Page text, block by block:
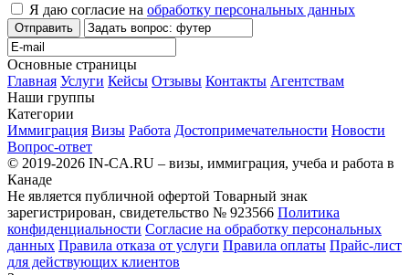
Я даю согласие на обработку персональных данных
Отправить
Основные страницы
Главная Услуги Кейсы Отзывы Контакты Агентствам
Наши группы
Категории
Иммиграция Визы Работа Достопримечательности Новости
Вопрос-ответ
© 2019-2026 IN-CA.RU – визы, иммиграция, учеба и работа в
Канаде
Не является публичной офертой Товарный знак
зарегистрирован, свидетельство № 923566 Политика
конфиденциальности Согласие на обработку персональных
данных Правила отказа от услуги Правила оплаты Прайс-лист
для действующих клиентов